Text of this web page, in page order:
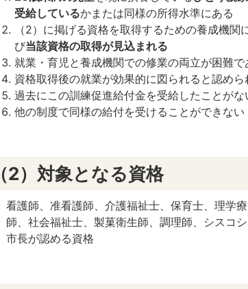
受給しているかまたは同様の所得水準にある
（2）に掲げる資格を取得するための養成機関
び当該資格の取得が見込まれる
就業・育児と養成機関での修業の両立が困難で
資格取得後の就業が効果的に図られると認めら
過去にこの訓練促進給付金を受給したことがな
他の制度で同様の給付を受けることができない
（2）対象となる資格
看護師、准看護師、介護福祉士、保育士、理学
師、社会福祉士、製菓衛生師、調理師、シスコ
市長が認める資格